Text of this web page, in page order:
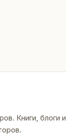
Книги, блоги и